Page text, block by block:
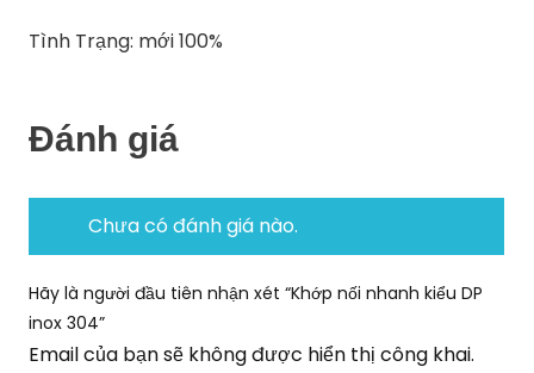
Tình Trạng: mới 100%
Đánh giá
Chưa có đánh giá nào.
Hãy là người đầu tiên nhận xét “Khớp nối nhanh kiểu DP
inox 304”
Email của bạn sẽ không được hiển thị công khai.